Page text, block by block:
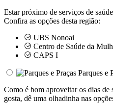
Estar próximo de serviços de
Confira as opções desta região:
UBS Nonoai
Centro de Saúde da
CAPS I
Parques e
Como é bom aproveitar os dias
gosta, dê uma olhadinha nas